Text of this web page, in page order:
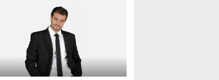
si proclama innocente. Nel 2015
donna confessa lo stesso delitto, poi
Due colpevoli per un solo omicidio:
giudiziario o giustizia cieca?